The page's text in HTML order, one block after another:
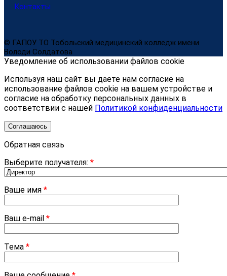
Контакты
© ГАПОУ ТО Тобольский медицинский колледж имени
Володи Солдатова
Уведомление об использовании файлов cookie
Используя наш сайт вы даете нам согласие на
использование файлов cookie на вашем устройстве и
согласие на обработку персональных данных в
соответствии с нашей Политикой конфиденциальности
Соглашаюсь
Обратная связь
Выберите получателя: *
Ваше имя *
Ваш e-mail *
Тема *